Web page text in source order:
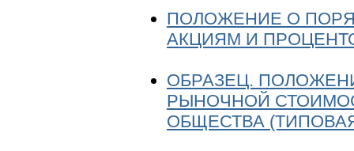
ПОЛОЖЕНИЕ О
АКЦИЯМ И
ОБРАЗЕЦ.
РЫНОЧНОЙ
ОБЩЕСТВА